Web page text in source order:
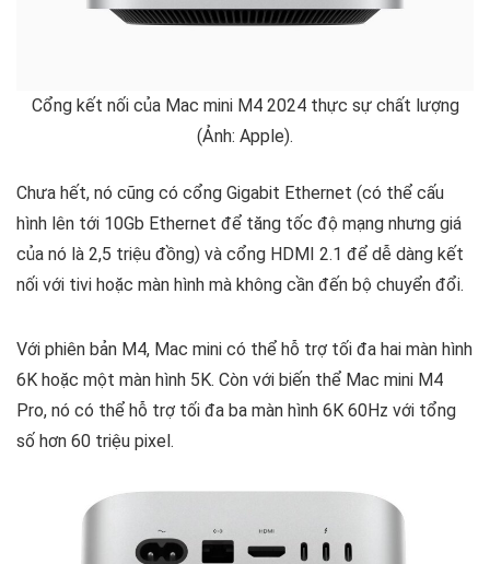
Cổng kết nối của Mac mini M4 2024 thực sự chất lượng
(Ảnh: Apple).
Chưa hết, nó cũng có cổng Gigabit Ethernet (có thể cấu
hình lên tới 10Gb Ethernet để tăng tốc độ mạng nhưng giá
của nó là 2,5 triệu đồng) và cổng HDMI 2.1 để dễ dàng kết
nối với tivi hoặc màn hình mà không cần đến bộ chuyển đổi.
Với phiên bản M4, Mac mini có thể hỗ trợ tối đa hai màn hình
6K hoặc một màn hình 5K. Còn với biến thể Mac mini M4
Pro, nó có thể hỗ trợ tối đa ba màn hình 6K 60Hz với tổng
số hơn 60 triệu pixel.